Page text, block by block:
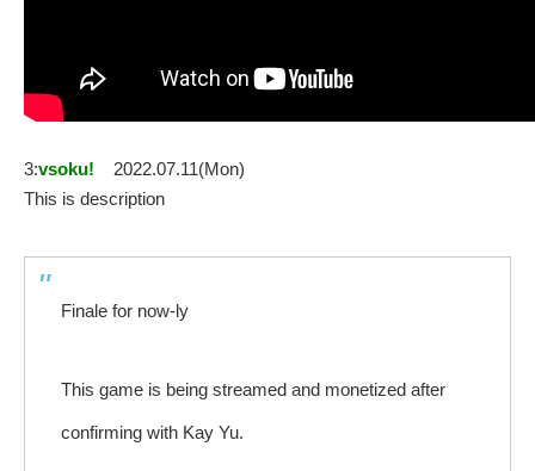
3:vsoku!
2022.07.11(Mon)
This is description
Finale for now-ly
This game is being streamed and monetized after
confirming with Kay Yu.